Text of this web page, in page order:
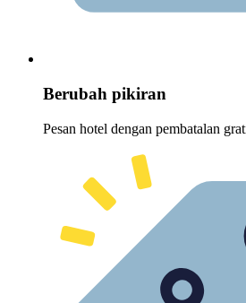
Berubah pikiran
Pesan hotel dengan pembatalan